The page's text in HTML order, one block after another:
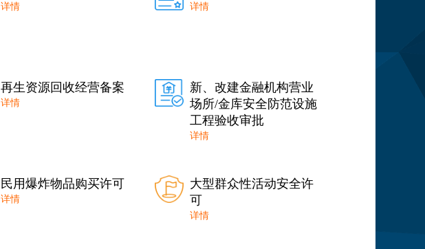
详情 详情
再生资源回收经营备案
详情
新、改建金融机构营业
场所/金库安全防范设施
工程验收审批
详情
民用爆炸物品购买许可
详情
大型群众性活动安全许
可
详情